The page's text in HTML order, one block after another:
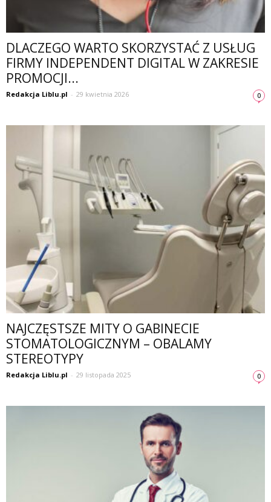
DLACZEGO WARTO SKORZYSTAĆ Z USŁUG
FIRMY INDEPENDENT DIGITAL W ZAKRESIE
PROMOCJI...
Redakcja Liblu.pl - 29 kwietnia 2026 0
NAJCZĘSTSZE MITY O GABINECIE
STOMATOLOGICZNYM – OBALAMY
STEREOTYPY
Redakcja Liblu.pl - 29 listopada 2025 0